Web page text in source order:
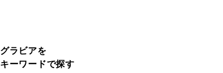
グラビアを
キーワードで探す